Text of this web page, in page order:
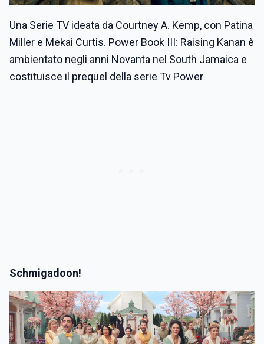
Una Serie TV ideata da Courtney A. Kemp, con Patina
Miller e Mekai Curtis. Power Book III: Raising Kanan è
ambientato negli anni Novanta nel South Jamaica e
costituisce il prequel della serie Tv Power
Schmigadoon!